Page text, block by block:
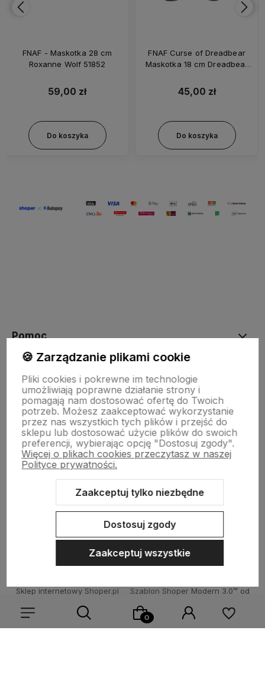
FNAF - Maskotka 28 cm
Roxanne Wolf 51852
59,00 zł
Do koszyka
FNAF Curse of Dreadbear
Maskotka 18 cm Dreadbear
45,00 zł
Do koszyka
Pomoc
Moje konto
Płatności i dostawa
Informacje
Sklep internetowy Shoper.pl Szablon Shoper Modern 3.0™ od
🍪 Zarządzanie plikami cookie
Pliki cookies i pokrewne im technologie
umożliwiają poprawne działanie strony i
pomagają nam dostosować ofertę do Twoich
potrzeb. Możesz zaakceptować wykorzystanie
przez nas wszystkich tych plików i przejść do
sklepu lub dostosować użycie plików do swoich
preferencji, wybierając opcję "Dostosuj zgody".
Więcej o plikach cookies przeczytasz w naszej
Polityce prywatności.
Zaakceptuj tylko niezbędne
Dostosuj zgody
Zaakceptuj wszystkie